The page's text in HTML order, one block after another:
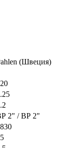
(Швеция)
2" / ВР 2"